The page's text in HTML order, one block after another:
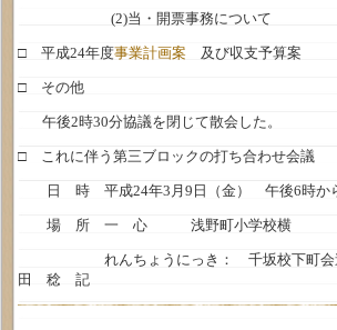
(2)当・開票事務について
□ 平成24年度事業計画案及び収支予算案
□ その他
午後2時30分協議を閉じて散会した。
□ これに伴う第三ブロックの打ち合わせ会議
日 時 平成24年3月9日（金） 午後6時か
場 所 一 心 浅野町小学校横
れんちょうにっき： 千坂校下町会
田 稔 記